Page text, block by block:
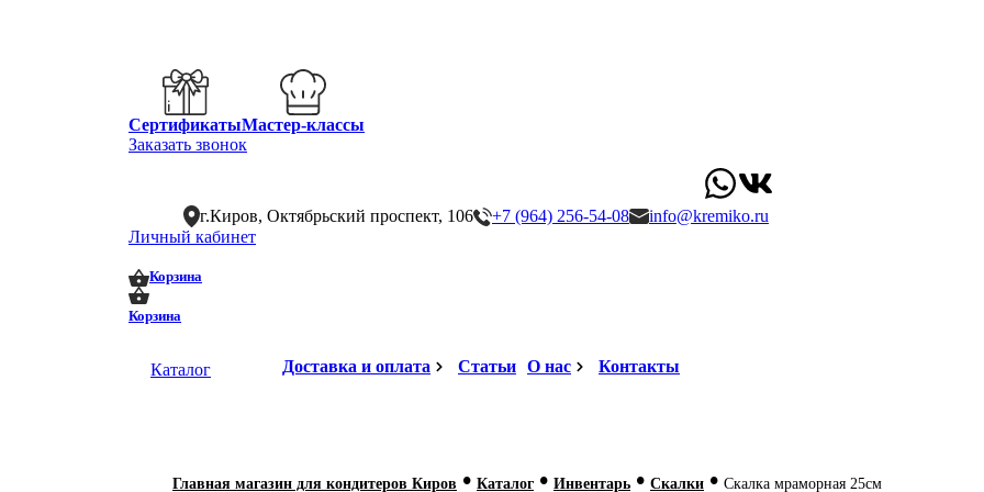
СертификатыМастер-классы
Заказать звонок
г.Киров, Октябрьский проспект, 106 +7 (964) 256-54-08
info@kremiko.ru
Личный кабинет
Корзина
Корзина
Каталог Доставка и оплата Статьи О нас Контакты
Главная магазин для кондитеров Киров • Каталог • Инвентарь • Скалки • Скалка мраморная 25см